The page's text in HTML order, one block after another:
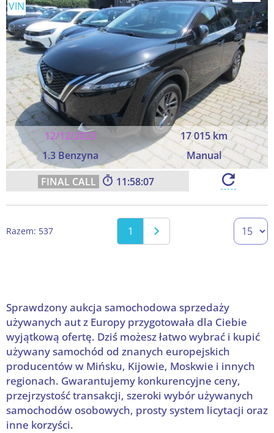
12/12/2023
17 015 km
1.3 Benzyna
Manual
VIN
11:58:06
Razem: 537 1
Sprawdzony aukcja samochodowa sprzedaży
używanych aut z Europy przygotowała dla Ciebie
wyjątkową ofertę. Dziś możesz łatwo wybrać i kupić
używany samochód od znanych europejskich
producentów w Mińsku, Kijowie, Moskwie i innych
regionach. Gwarantujemy konkurencyjne ceny,
przejrzystość transakcji, szeroki wybór używanych
samochodów osobowych, prosty system licytacji oraz
inne korzyści.